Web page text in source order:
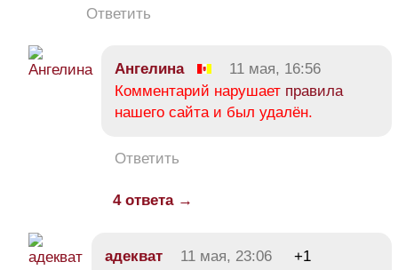
Ответить
Ангелина
11 мая, 16:56
Комментарий нарушает правила
нашего сайта и был удалён.
Ответить
4 ответа →
адекват 11 мая, 23:06
+1